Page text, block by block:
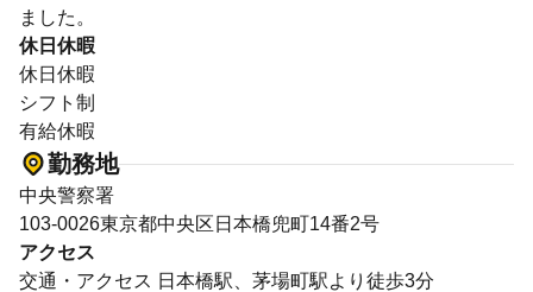
ました。
休日休暇
休日休暇
シフト制
有給休暇
勤務地
中央警察署
103-0026東京都中央区日本橋兜町14番2号
アクセス
交通・アクセス 日本橋駅、茅場町駅より徒歩3分